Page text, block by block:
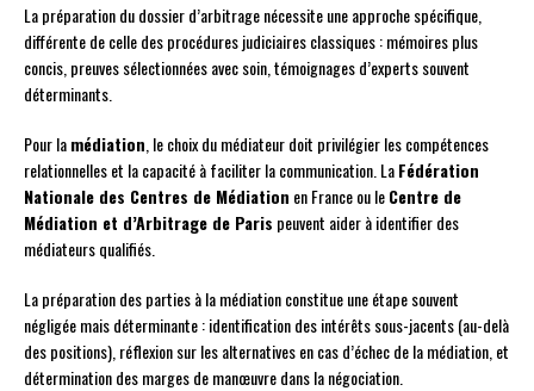
La préparation du dossier d’arbitrage nécessite une approche spécifique,
différente de celle des procédures judiciaires classiques : mémoires plus
concis, preuves sélectionnées avec soin, témoignages d’experts souvent
déterminants.
Pour lamédiation , le choix du médiateur doit privilégier les compétences
relationnelles et la capacité à faciliter la communication. LaFédération
Nationale des Centres de Médiation en France ou leCentre de
Médiation et d’Arbitrage de Paris peuvent aider à identifier des
médiateurs qualifiés.
La préparation des parties à la médiation constitue une étape souvent
négligée mais déterminante : identification des intérêts sous-jacents (au-delà
des positions), réflexion sur les alternatives en cas d’échec de la médiation, et
détermination des marges de manœuvre dans la négociation.